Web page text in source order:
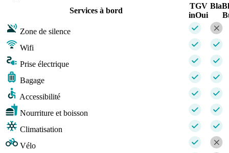
Services à bord
TGV
inOui
Zone de silence
Wifi
Prise électrique
Bagage
Accessibilité
Nourriture et boisson
Climatisation
Vélo